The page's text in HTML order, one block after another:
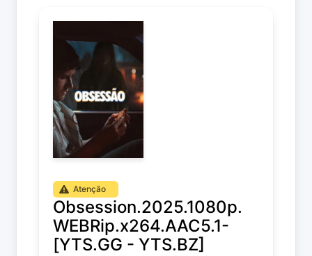
Atenção
Obsession.2025.1080p.
WEBRip.x264.AAC5.1-
[YTS.GG - YTS.BZ]